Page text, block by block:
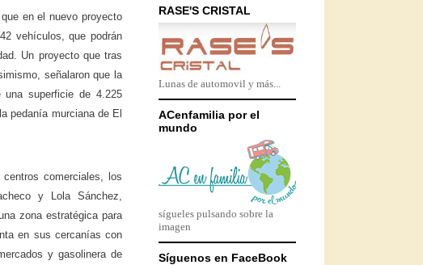
en el nuevo proyecto
vehículos, que podrán
Un proyecto que tras
señalaron que la
superficie de 4.225
pedanía murciana de El
comerciales, los
y Lola Sánchez,
zona estratégica para
en sus cercanías con
y gasolinera de
RASE'S CRISTAL
Lunas de automovil y más...
ACenfamilia por el
mundo
sígueles pulsando sobre la
imagen
Síguenos en FaceBook